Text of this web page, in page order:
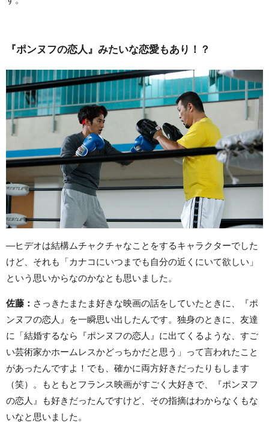
『ポンヌフの恋人』みたいな恋愛もあり！？
—ヒデオは結構ムチャクチャなことをするキャラクターでした
けど、それも「カナコにいつまでも自分の近くにいて欲しい」
という思いからなのかなとも思いました。
佐藤： さっきたまたま好きな映画の話をしていたときに、『ポ
ンヌフの恋人』を一瞬思い出したんです。独身のときに、友達
に「結婚するなら『ポンヌフの恋人』に出てくるような、すご
い芸術家かホームレスかどっちかだと思う」って言われたこと
があったんですよ！でも、確かに両方好きだったりもします
（笑）。もともとフランス映画がすごく大好きで、『ポンヌフ
の恋人』も好きだったんですけど、その指摘はわからなくもな
いなと思いました。